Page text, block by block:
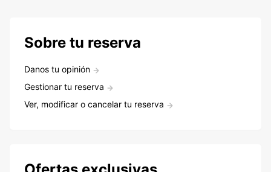
Sobre tu reserva
Danos tu opinión
Gestionar tu reserva
Ver, modificar o cancelar tu reserva